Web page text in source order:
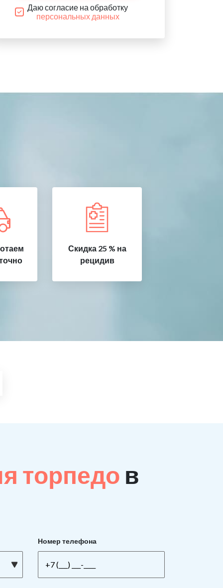
Даю согласие на обработку
персональных данных
Скидка 25 % на
рецидив
торпедо в
Номер телефона